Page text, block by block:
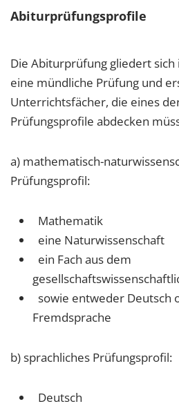
Abiturprüfungsprofile
Die Abiturprüfung gliedert
eine mündliche Prüfung und
Unterrichtsfächer, die eines
Prüfungsprofile abdecken
a) mathematisch-
Prüfungsprofil:
Mathematik
eine Naturwissenschaft
ein Fach aus dem
sowie entweder Deutsch
Fremdsprache
b) sprachliches Prüfungsprofil:
Deutsch